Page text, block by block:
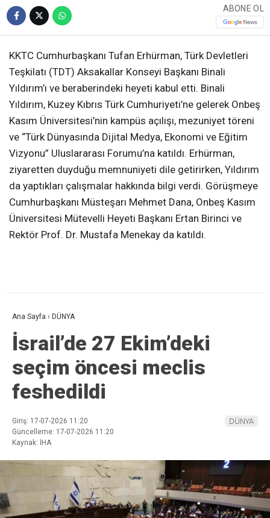
ABONE OL
KKTC Cumhurbaşkanı Tufan Erhürman, Türk Devletleri
Teşkilatı (TDT) Aksakallar Konseyi Başkanı Binali
Yıldırım’ı ve beraberindeki heyeti kabul etti. Binali
Yıldırım, Kuzey Kıbrıs Türk Cumhuriyeti’ne gelerek Onbeş
Kasım Üniversitesi’nin kampüs açılışı, mezuniyet töreni
ve “Türk Dünyasında Dijital Medya, Ekonomi ve Eğitim
Vizyonu” Uluslararası Forumu’na katıldı. Erhürman,
ziyaretten duyduğu memnuniyeti dile getirirken, Yıldırım
da yaptıkları çalışmalar hakkında bilgi verdi. Görüşmeye
Cumhurbaşkanı Müsteşarı Mehmet Dana, Onbeş Kasım
Üniversitesi Mütevelli Heyeti Başkanı Ertan Birinci ve
Rektör Prof. Dr. Mustafa Menekay da katıldı.
Ana Sayfa › DÜNYA
İsrail’de 27 Ekim’deki
seçim öncesi meclis
feshedildi
Giriş: 17-07-2026 11:20
Güncelleme: 17-07-2026 11:20
Kaynak: İHA
DÜNYA